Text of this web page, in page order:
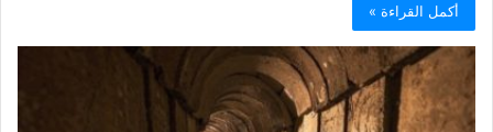
أكمل القراءة »